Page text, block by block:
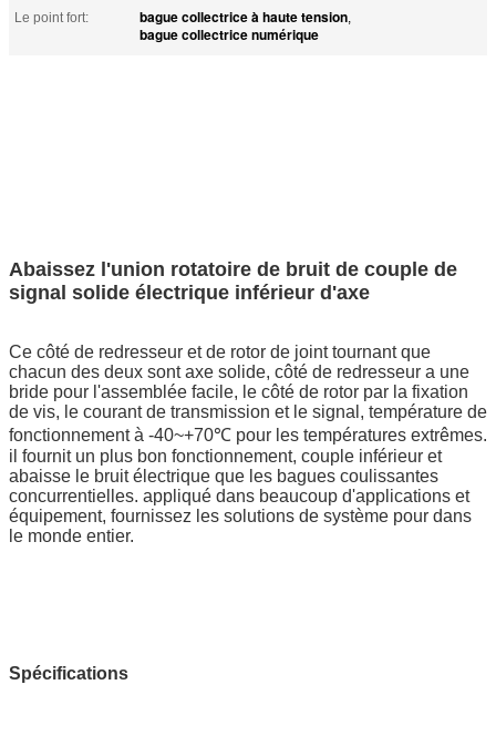
Le point fort:
bague collectrice à haute tension,
bague collectrice numérique
Abaissez l'union rotatoire de bruit de couple de
signal solide électrique inférieur d'axe
Ce côté de redresseur et de rotor de joint tournant que
chacun des deux sont axe solide, côté de redresseur a une
bride pour l'assemblée facile, le côté de rotor par la fixation
de vis, le courant de transmission et le signal, température de
fonctionnement à -40~+70℃ pour les températures extrêmes.
il fournit un plus bon fonctionnement, couple inférieur et
abaisse le bruit électrique que les bagues coulissantes
concurrentielles. appliqué dans beaucoup d'applications et
équipement, fournissez les solutions de système pour dans
le monde entier.
Spécifications